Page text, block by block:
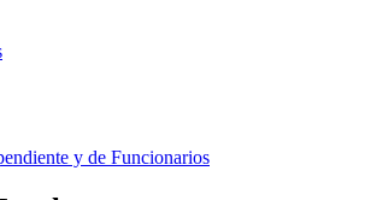
y de Funcionarios